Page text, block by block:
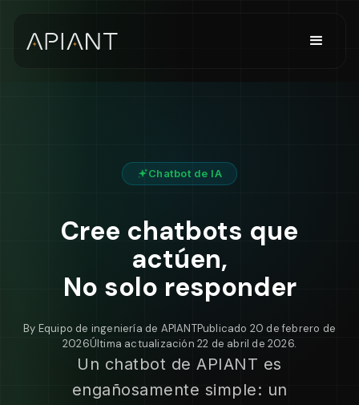
Chatbot de IA
Cree chatbots que
actúen,
No solo responder
By Equipo de ingeniería de APIANTPublicado 20 de febrero de
2026Última actualización 22 de abril de 2026.
Un chatbot de APIANT es
engañosamente simple: un